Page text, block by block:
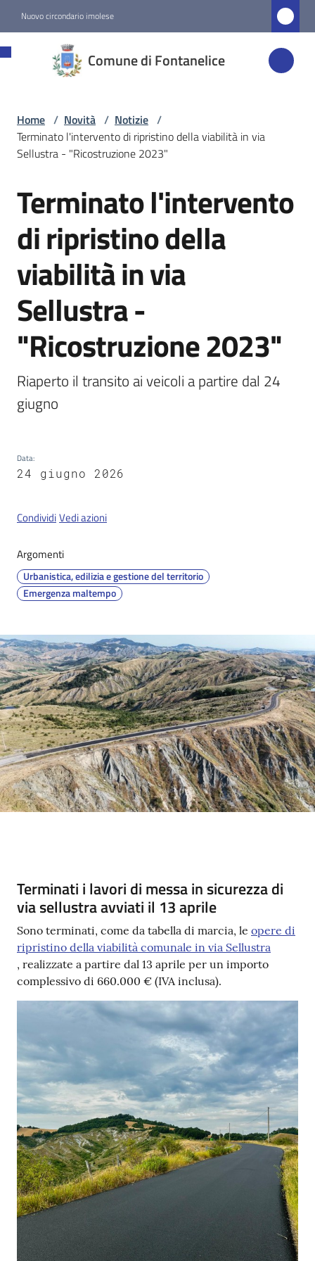
Nuovo circondario imolese
Comune di Fontanelice
Fontanelice
Amministrazione
Vivere
Fontanelice
on-
line
gli
argomenti
su
Home / Novità / Notizie /
Terminato l'intervento di ripristino della viabilità in via
Sellustra - "Ricostruzione 2023"
Salta al contenuto
Terminato l'intervento
di ripristino della
viabilità in via
Sellustra -
"Ricostruzione 2023"
Riaperto il transito ai veicoli a partire dal 24
giugno
Data:
24 giugno 2026
CondividiVedi azioni
Argomenti
Urbanistica, edilizia e gestione del territorio
Emergenza maltempo
Contenuto
Terminati i lavori di messa in sicurezza di
via sellustra avviati il 13 aprile
Sono terminati, come da tabella di marcia, le opere di
ripristino della viabilità comunale in via Sellustra
, realizzate a partire dal 13 aprile per un importo
complessivo di 660.000 € (IVA inclusa).